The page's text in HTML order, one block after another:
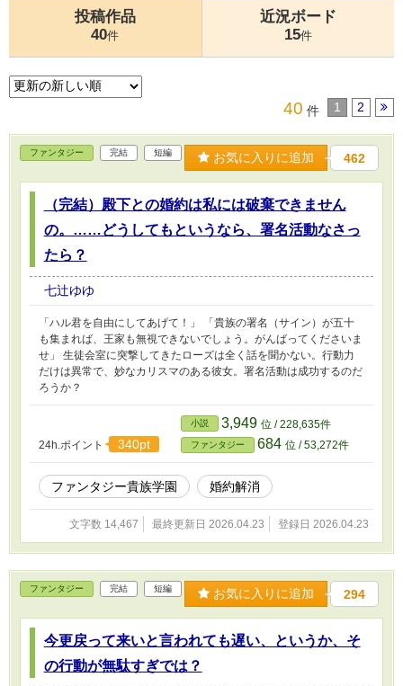
投稿作品
40件
近況ボード
15件
40 件 1 2
ファンタジー 完結 短編 お気に入りに追加 462
（完結）殿下との婚約は私には破棄できません
の。……どうしてもというなら、署名活動なさっ
たら？
七辻ゆゆ
「ハル君を自由にしてあげて！」 「貴族の署名（サイン）が五十
も集まれば、王家も無視できないでしょう。がんばってくださいま
せ」 生徒会室に突撃してきたローズは全く話を聞かない。行動力
だけは異常で、妙なカリスマのある彼女。署名活動は成功するのだ
ろうか？
24h.ポイント 340pt
小説 3,949 位 / 228,635件
ファンタジー 684 位 / 53,272件
ファンタジー貴族学園 婚約解消
文字数 14,467 最終更新日 2026.04.23 登録日 2026.04.23
ファンタジー 完結 短編 お気に入りに追加 294
今更戻って来いと言われても遅い、というか、そ
の行動が無駄すぎでは？